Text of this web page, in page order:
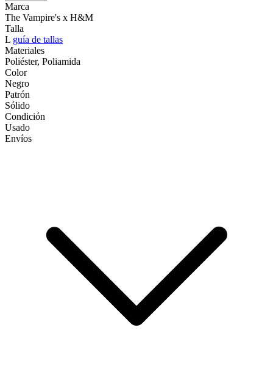
Marca
The Vampire's x H&M
Talla
L guía de tallas
Materiales
Poliéster, Poliamida
Color
Negro
Patrón
Sólido
Condición
Usado
Envíos